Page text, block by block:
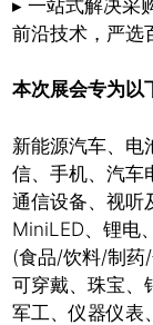
▸ 一站式解决采
前沿技术，严选
本次展会专为以
新能源汽车、电
信、手机、汽车
通信设备、视听
MiniLED、锂电
(食品/饮料/制药
可穿戴、珠宝、
军工、仪器仪表